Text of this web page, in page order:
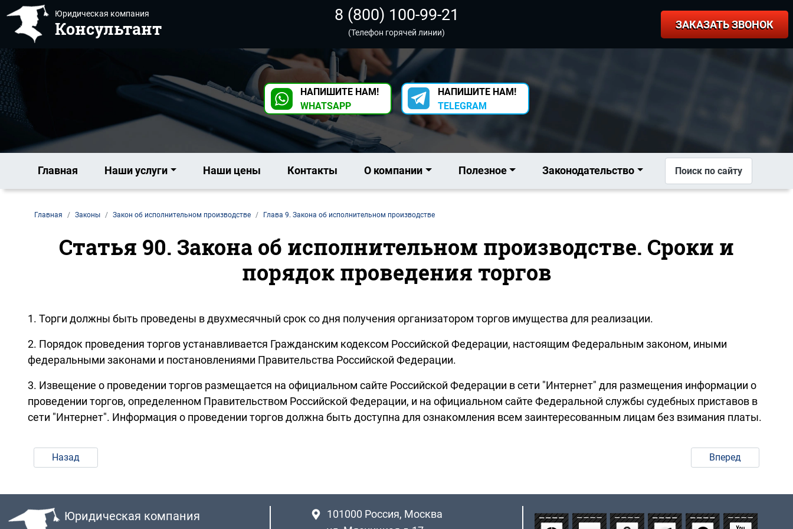
Юридическая компания
Консультант
8 (800) 100-99-21
(Телефон горячей линии)
ЗАКАЗАТЬ ЗВОНОК
НАПИШИТЕ НАМ!
WHATSAPP
НАПИШИТЕ НАМ!
TELEGRAM
Главная Наши услуги Наши цены Контакты О компании Полезное Законодательство Поиск по сайту
Главная Законы Закон об исполнительном производстве Глава 9. Закона об исполнительном производстве
Статья 90. Закона об исполнительном производстве. Сроки и
порядок проведения торгов
1. Торги должны быть проведены в двухмесячный срок со дня получения организатором торгов имущества для реализации.
2. Порядок проведения торгов устанавливается Гражданским кодексом Российской Федерации, настоящим Федеральным законом, иными
федеральными законами и постановлениями Правительства Российской Федерации.
3. Извещение о проведении торгов размещается на официальном сайте Российской Федерации в сети "Интернет" для размещения информации о
проведении торгов, определенном Правительством Российской Федерации, и на официальном сайте Федеральной службы судебных приставов в
сети "Интернет". Информация о проведении торгов должна быть доступна для ознакомления всем заинтересованным лицам без взимания платы.
Назад Вперед
Юридическая компания 101000 Россия, Москва